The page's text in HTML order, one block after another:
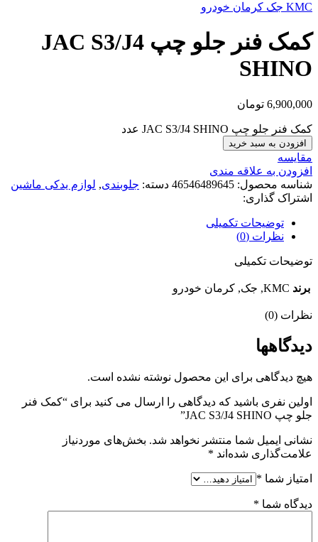
KMC جک کرمان خودرو
کمک فنر جلو چپ JAC S3/J4
SHINO
6,900,000 تومان
کمک فنر جلو چپ JAC S3/J4 SHINO عدد
افزودن به سبد خرید
مقایسه
افزودن به علاقه مندی
شناسه محصول: 46546489645 دسته: جلوبندی, لوازم یدکی ماشین
اشتراک گذاری:
توضیحات تکمیلی
نظرات (0)
توضیحات تکمیلی
برند KMC, جک, کرمان خودرو
نظرات (0)
دیدگاهها
هیچ دیدگاهی برای این محصول نوشته نشده است.
اولین نفری باشید که دیدگاهی را ارسال می کنید برای “کمک فنر
جلو چپ JAC S3/J4 SHINO”
نشانی ایمیل شما منتشر نخواهد شد. بخش‌های موردنیاز
علامت‌گذاری شده‌اند *
امتیاز شما *
دیدگاه شما *